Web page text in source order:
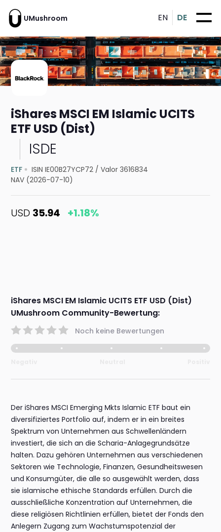
UMushroom EN DE
iShares MSCI EM Islamic UCITS
ETF USD (Dist)
ISDE
ETF ISIN IE00B27YCP72 /Valor 3616834
NAV (2026-07-10)
USD 35.94 +1.18%
iShares MSCI EM Islamic UCITS ETF USD (Dist)
UMushroom Community-Bewertung:
Noch keine Bewertungen
Der iShares MSCI Emerging Mkts Islamic ETF baut ein
diversifiziertes Portfolio auf, indem er in ein breites
Spektrum von Unternehmen aus Schwellenländern
investiert, die sich an die Scharia-Anlagegrundsätze
halten. Dazu gehören Unternehmen aus verschiedenen
Sektoren wie Technologie, Finanzen, Gesundheitswesen
und Konsumgüter, die alle so ausgewählt werden, dass
sie islamische ethische Standards erfüllen. Durch die
ausschließliche Konzentration auf Unternehmen, die
diese religiösen Richtlinien erfüllen, bietet der Fonds den
Anlegern Zugang zum Wachstumspotenzial der